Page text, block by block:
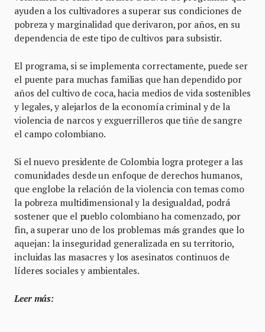
ayuden a los cultivadores a superar sus condiciones de
pobreza y marginalidad que derivaron, por años, en su
dependencia de este tipo de cultivos para subsistir.
El programa, si se implementa correctamente, puede ser
el puente para muchas familias que han dependido por
años del cultivo de coca, hacia medios de vida sostenibles
y legales, y alejarlos de la economía criminal y de la
violencia de narcos y exguerrilleros que tiñe de sangre
el campo colombiano.
Si el nuevo presidente de Colombia logra proteger a las
comunidades desde un enfoque de derechos humanos,
que englobe la relación de la violencia con temas como
la pobreza multidimensional y la desigualdad, podrá
sostener que el pueblo colombiano ha comenzado, por
fin, a superar uno de los problemas más grandes que lo
aquejan: la inseguridad generalizada en su territorio,
incluidas las masacres y los asesinatos continuos de
líderes sociales y ambientales.
Leer más: